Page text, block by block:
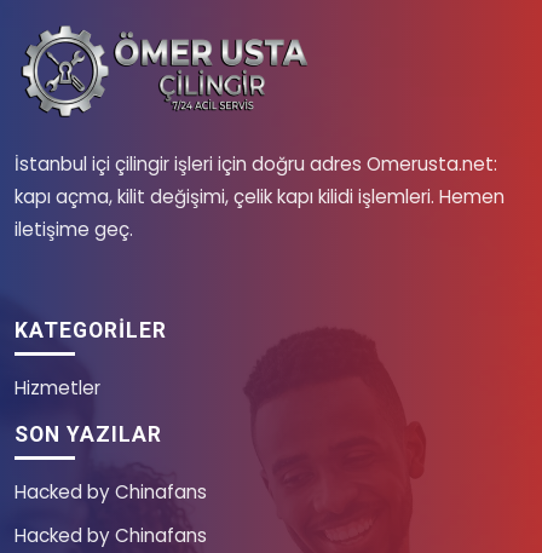
İstanbul içi çilingir işleri için doğru adres Omerusta.net:
kapı açma, kilit değişimi, çelik kapı kilidi işlemleri. Hemen
iletişime geç.
KATEGORILER
Hizmetler
SON YAZILAR
Hacked by Chinafans
Hacked by Chinafans